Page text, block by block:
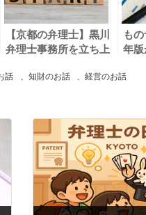
【京都の弁理士】黒川
弁理士事務所を立ち上
業・スタートアップの
も
年
新動
話 、 知財のお話 、経営のお話